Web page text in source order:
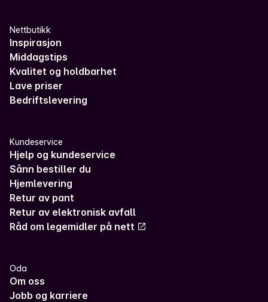
Nettbutikk
Inspirasjon
Middagstips
Kvalitet og holdbarhet
Lave priser
Bedriftslevering
Kundeservice
Hjelp og kundeservice
Sånn bestiller du
Hjemlevering
Retur av pant
Retur av elektronisk avfall
Råd om legemidler på nett
Oda
Om oss
Jobb og karriere